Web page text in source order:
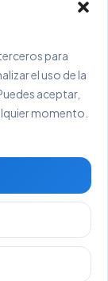
para
el uso de la
aceptar,
momento.